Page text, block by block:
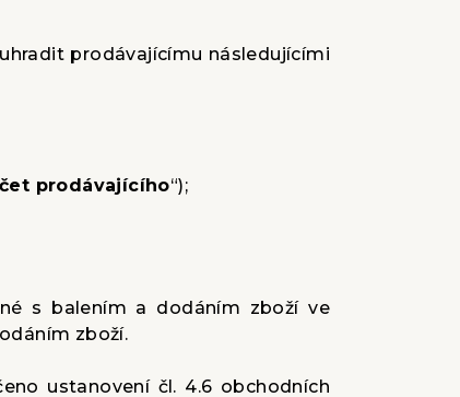
prodávajícímu následujícími
prodávajícího“);
s balením a dodáním zboží ve
zboží.
ustanovení čl. 4.6 obchodních